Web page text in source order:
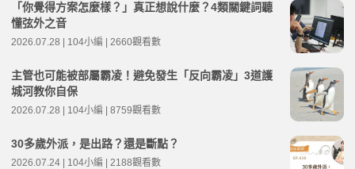
「你覺得方案怎麼樣？」真正想說什麼？4類關鍵詞聽
懂弦外之音
2026.07.28 | 104小編 | 2660觀看數
主管也可能被部屬霸凌！避免發生「反向霸凌」3道護
城河教你自保
2026.07.28 | 104小編 | 8759觀看數
30多歲外派，是出路？還是斷點？
2026.07.24 | 104小編 | 2188觀看數